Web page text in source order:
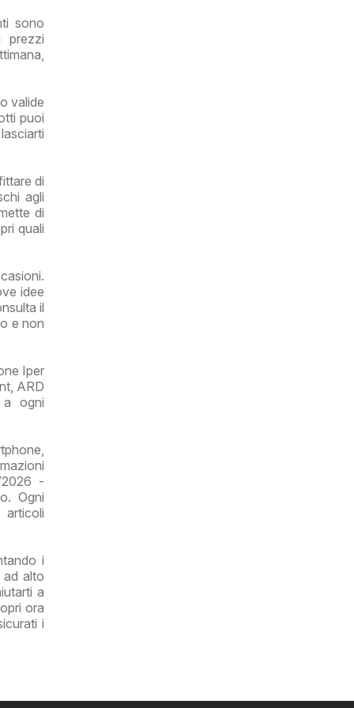
sono
prezzi
valide
puoi
di
agli
di
quali
idee
il
e non
Iper
ARD
a ogni
-
Ogni
i
alto
a
ora
i